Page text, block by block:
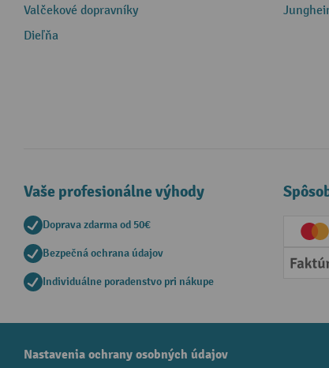
Valčekové dopravníky
Dieľňa
Vaše profesionálne výhody
Doprava zdarma od 50€
Bezpečná ochrana údajov
Individuálne poradenstvo pri nákupe
Nastavenia ochrany osobných údajov